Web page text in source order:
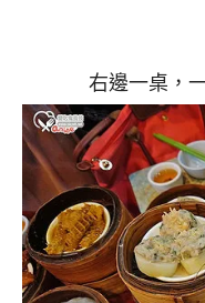
右邊一桌，